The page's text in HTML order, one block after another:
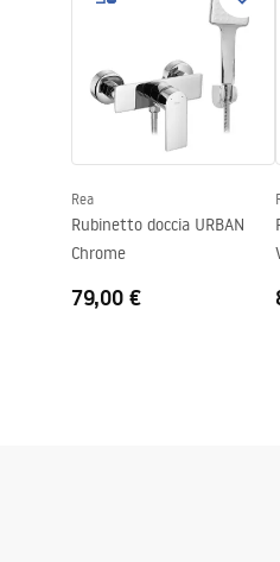
Spessore del vetro
Altezza della porta doccia
Materiale dei profili
Materiale manico
Rivestimento Easy Clean
Finitura dei profili
Set di guarnizioni incluso
Rea
Rubinetto doccia URBAN
Chrome
79,00 €